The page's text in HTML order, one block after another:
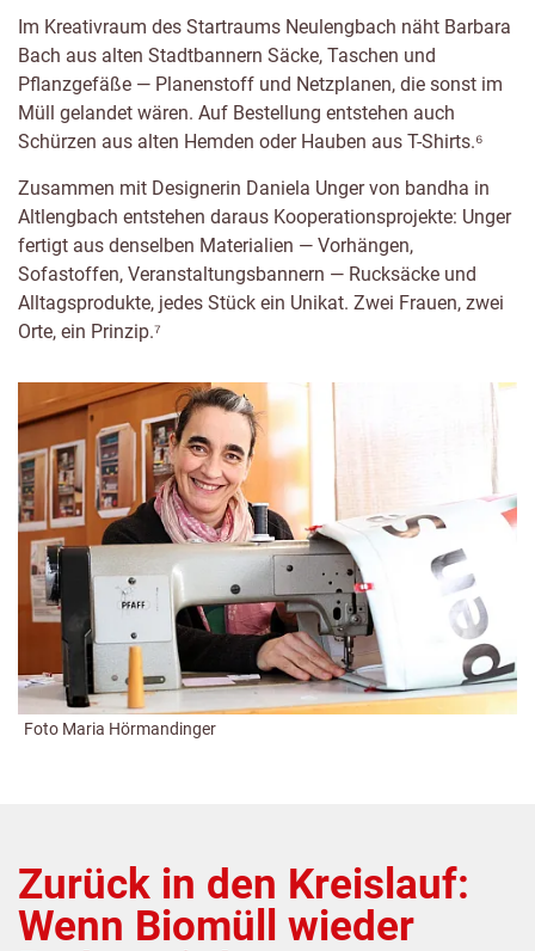
Im Kreativraum des Startraums Neulengbach näht Barbara
Bach aus alten Stadtbannern Säcke, Taschen und
Pflanzgefäße — Planenstoff und Netzplanen, die sonst im
Müll gelandet wären. Auf Bestellung entstehen auch
Schürzen aus alten Hemden oder Hauben aus T-Shirts.⁶
Zusammen mit Designerin Daniela Unger von bandha in
Altlengbach entstehen daraus Kooperationsprojekte: Unger
fertigt aus denselben Materialien — Vorhängen,
Sofastoffen, Veranstaltungsbannern — Rucksäcke und
Alltagsprodukte, jedes Stück ein Unikat. Zwei Frauen, zwei
Orte, ein Prinzip.⁷
Foto Maria Hörmandinger
Zurück in den Kreislauf:
Wenn Biomüll wieder